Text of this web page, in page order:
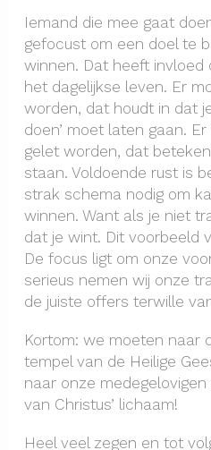
Iemand die mee gaat
gefocust om een doel te
winnen. Dat heeft
het dagelijkse leven. Er
worden, dat houdt in dat
doen’ moet laten gaan.
gelet worden, dat
staan. Voldoende rust is
strak schema nodig om
winnen. Want als je niet
dat je wint. Dit voorbeeld
De focus ligt om onze
serieus nemen wij onze
de juiste offers terwille
Kortom: we moeten naar
tempel van de Heilige
naar onze
van Christus’ lichaam!
Heel veel zegen en tot